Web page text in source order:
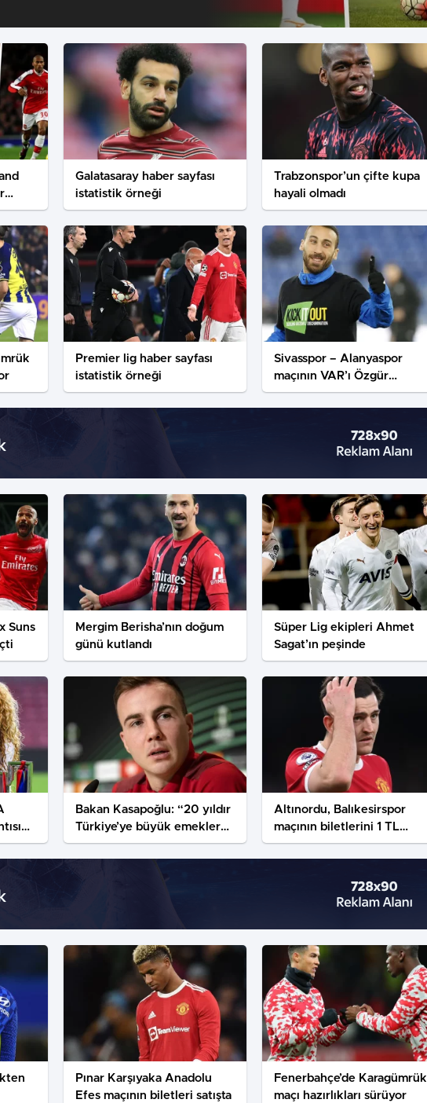
Galatasaray haber sayfası
istatistik örneği
Trabzonspor’un çifte kupa
hayali olmadı
Premier lig haber sayfası
istatistik örneği
Sivasspor – Alanyaspor
maçının VAR’ı Özgür
Yankaya oldu
Suns
Mergim Berisha’nın doğum
günü kutlandı
Süper Lig ekipleri Ahmet
Sagat’ın peşinde
Bakan Kasapoğlu: “20 yıldır
Türkiye’ye büyük emekler
verdik”
Altınordu, Balıkesirspor
maçının biletlerini 1 TL
olarak belirledi
Pınar Karşıyaka Anadolu
Efes maçının biletleri satışta
Fenerbahçe’de Karagümrük
maçı hazırlıkları sürüyor